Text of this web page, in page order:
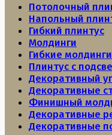
Потолочный
Напольный
Гибкий плинтус
Молдинги
Гибкие молдинги
Плинтус с
Декоративный
Декоративные
Финишный
Декоративные
Декоративные